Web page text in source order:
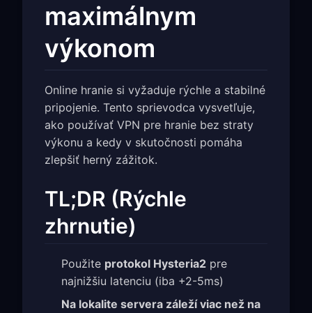
maximálnym
výkonom
Online hranie si vyžaduje rýchle a stabilné
pripojenie. Tento sprievodca vysvetľuje,
ako používať VPN pre hranie bez straty
výkonu a kedy v skutočnosti pomáha
zlepšiť herný zážitok.
TL;DR (Rýchle
zhrnutie)
Použite protokol Hysteria2 pre
najnižšiu latenciu (iba +2-5ms)
Na lokalite servera záleží viac než na